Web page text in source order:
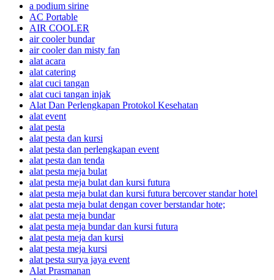
a podium sirine
AC Portable
AIR COOLER
air cooler bundar
air cooler dan misty fan
alat acara
alat catering
alat cuci tangan
alat cuci tangan injak
Alat Dan Perlengkapan Protokol Kesehatan
alat event
alat pesta
alat pesta dan kursi
alat pesta dan perlengkapan event
alat pesta dan tenda
alat pesta meja bulat
alat pesta meja bulat dan kursi futura
alat pesta meja bulat dan kursi futura bercover standar hotel
alat pesta meja bulat dengan cover berstandar hote;
alat pesta meja bundar
alat pesta meja bundar dan kursi futura
alat pesta meja dan kursi
alat pesta meja kursi
alat pesta surya jaya event
Alat Prasmanan